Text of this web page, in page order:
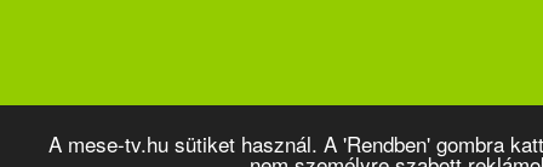
A mese-tv.hu sütiket használ. A 'Rendben' gombra